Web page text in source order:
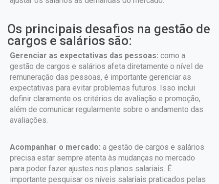
Os principais desafios na gestão de
cargos e salários são:
Gerenciar as expectativas das pessoas: como a
gestão de cargos e salários afeta diretamente o nível de
remuneração das pessoas, é importante gerenciar as
expectativas para evitar problemas futuros. Isso inclui
definir claramente os critérios de avaliação e promoção,
além de comunicar regularmente sobre o andamento das
avaliações.
Acompanhar o mercado: a gestão de cargos e salários
precisa estar sempre atenta às mudanças no mercado
para poder fazer ajustes nos planos salariais. É
importante pesquisar os níveis salariais praticados pelas